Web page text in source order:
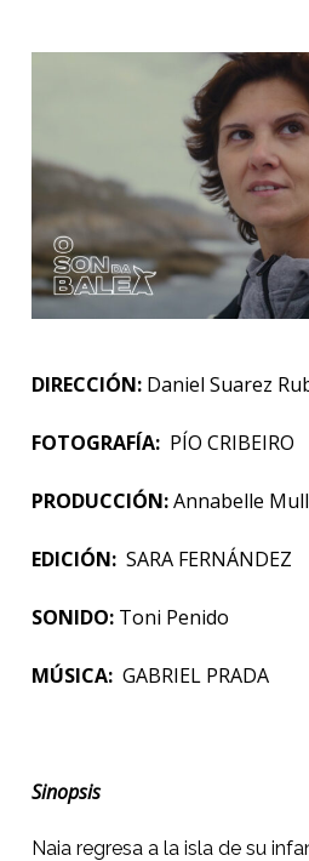
DIRECCIÓN: Daniel Suarez
FOTOGRAFÍA: PÍO CRIBEIRO
PRODUCCIÓN:Annabelle
EDICIÓN: SARA FERNÁNDEZ
SONIDO: Toni Penido
MÚSICA: GABRIEL PRADA
Sinopsis
Naia regresa a la isla de su